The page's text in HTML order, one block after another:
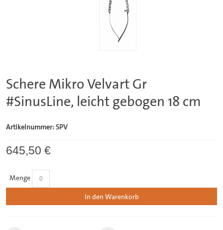
Schere Mikro Velvart Gr
#SinusLine, leicht gebogen 18 cm
Artikelnummer: SPV
645,50 €
Menge
In den Warenkorb